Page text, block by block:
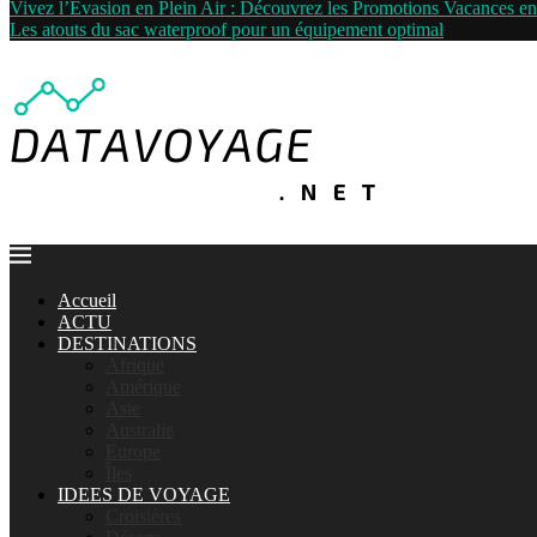
Vivez l’Évasion en Plein Air : Découvrez les Promotions Vacances
Les atouts du sac waterproof pour un équipement optimal
Accueil
ACTU
DESTINATIONS
IDEES DE VOYAGE